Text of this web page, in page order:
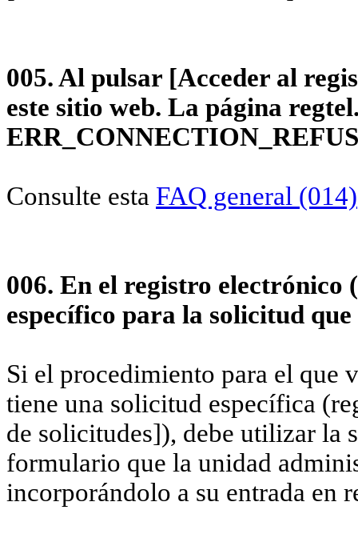
005. Al pulsar [Acceder al
este sitio web. La página
Consulte esta FAQ general (014)
006. En el registro
específico para la solicitud
Si el procedimiento para el que
tiene una solicitud específica
de solicitudes]), debe utilizar la
formulario que la unidad
incorporándolo a su entrada en